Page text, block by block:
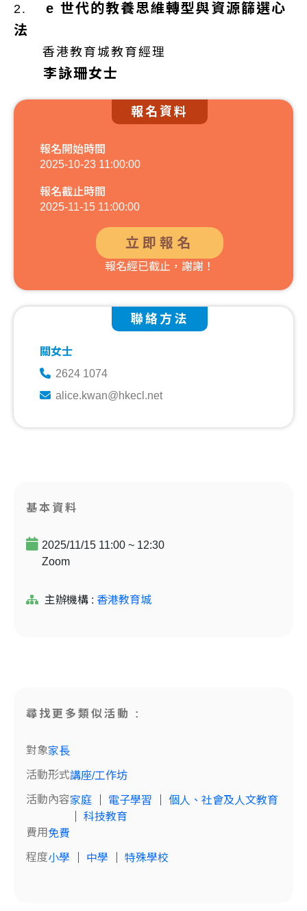
2. e 世代的教養思維轉型與資源篩選心
法
香港教育城教育經理
李詠珊女士
報名資料
報名開始時間
2025-10-23 11:00:00
報名截止時間
2025-11-15 11:00:00
立即報名
報名經已截止，謝謝！
聯絡方法
關女士
2624 1074
alice.kwan@hkecl.net
基本資料
2025/11/15 11:00 ~ 12:30
Zoom
主辦機構 : 香港教育城
尋找更多類似活動 :
對象家長
活動形式講座/工作坊
活動內容家庭 電子學習
個人、社會及人文教育
科技教育
費用 免費
程度小學 中學 特殊學校